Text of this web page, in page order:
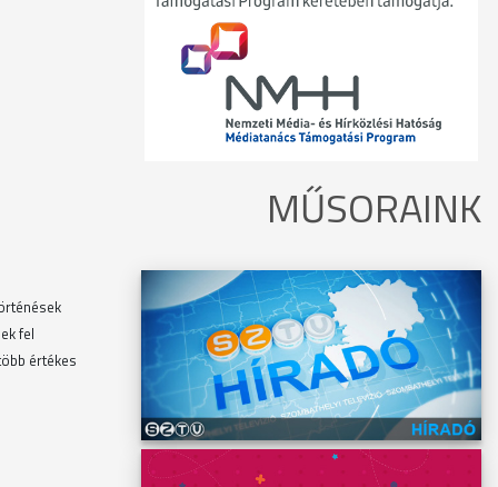
fel
értékes
MŰSORAINK